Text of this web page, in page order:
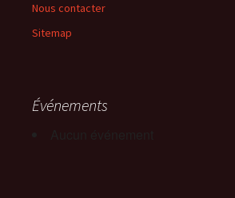
Nous contacter
Sitemap
Événements